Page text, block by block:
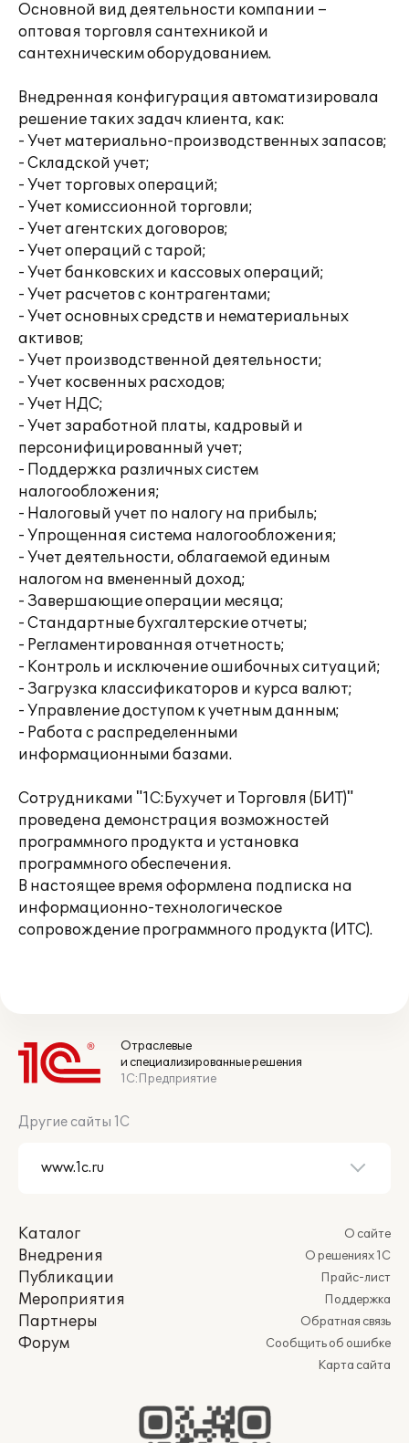
Основной вид деятельности компании –
оптовая торговля сантехникой и
сантехническим оборудованием.
Внедренная конфигурация автоматизировала
решение таких задач клиента, как:
- Учет материально-производственных запасов;
- Складской учет;
- Учет торговых операций;
- Учет комиссионной торговли;
- Учет агентских договоров;
- Учет операций с тарой;
- Учет банковских и кассовых операций;
- Учет расчетов с контрагентами;
- Учет основных средств и нематериальных
активов;
- Учет производственной деятельности;
- Учет косвенных расходов;
- Учет НДС;
- Учет заработной платы, кадровый и
персонифицированный учет;
- Поддержка различных систем
налогообложения;
- Налоговый учет по налогу на прибыль;
- Упрощенная система налогообложения;
- Учет деятельности, облагаемой единым
налогом на вмененный доход;
- Завершающие операции месяца;
- Стандартные бухгалтерские отчеты;
- Регламентированная отчетность;
- Контроль и исключение ошибочных ситуаций;
- Загрузка классификаторов и курса валют;
- Управление доступом к учетным данным;
- Работа с распределенными
информационными базами.
Сотрудниками "1С:Бухучет и Торговля (БИТ)"
проведена демонстрация возможностей
программного продукта и установка
программного обеспечения.
В настоящее время оформлена подписка на
информационно-технологическое
сопровождение программного продукта (ИТС).
Отраслевые
и специализированные решения
1С:Предприятие
Другие сайты 1С
Каталог
Внедрения
Публикации
Мероприятия
Партнеры
Форум
О сайте
О решениях 1С
Прайс-лист
Поддержка
Обратная связь
Сообщить об ошибке
Карта сайта